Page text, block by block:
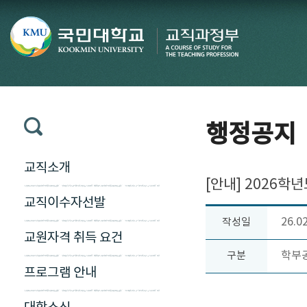
교직소개
교직이수자선발
교원자격 취득 요건
프로그램 안내
행정공지
[안내] 2026학
작성일
구분 학부